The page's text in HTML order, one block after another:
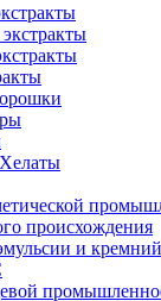
происхождения
и